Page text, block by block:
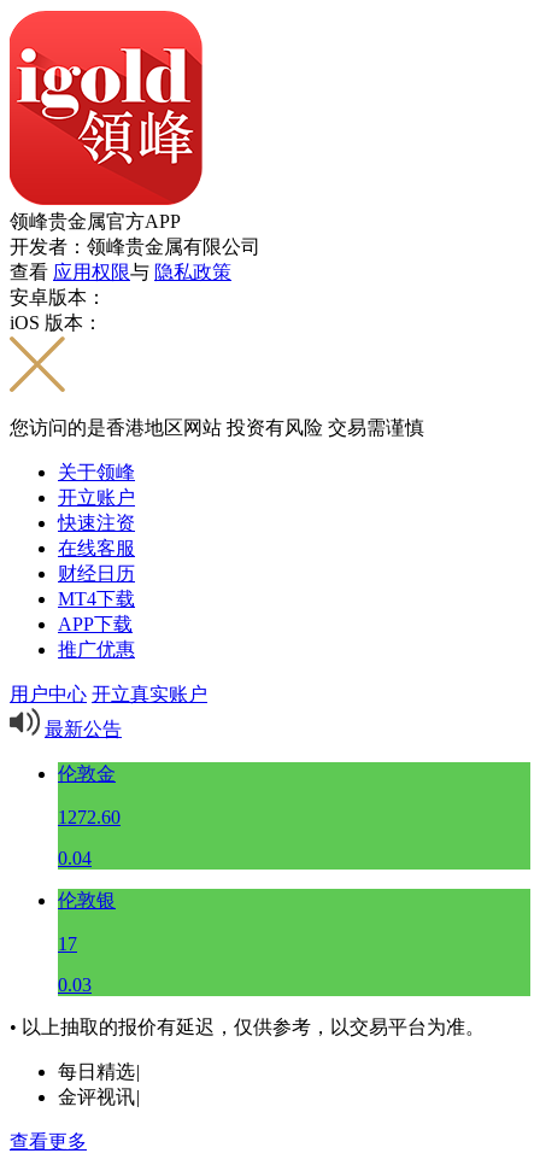
领峰贵金属官方APP
开发者：领峰贵金属有限公司
查看 应用权限与 隐私政策
安卓版本：
iOS 版本：
您访问的是香港地区网站 投资有风险 交易需谨慎
关于领峰
开立账户
快速注资
在线客服
财经日历
MT4下载
APP下载
推广优惠
用户中心 开立真实账户
最新公告
伦敦金
1272.60
0.04
伦敦银
17
0.03
• 以上抽取的报价有延迟，仅供参考，以交易平台为准。
每日精选|
金评视讯|
查看更多